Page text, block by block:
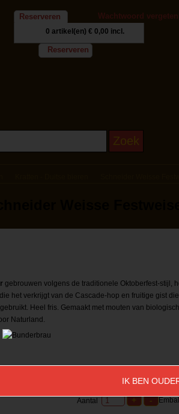
Reserveren Wachtwoord
0 artikel(en) € 0,00 incl.
Reserveren
gebrouwen volgens de traditionele Oktoberfest-stijl,
het verkrijgt van de Cascade-hop en fruitige gist
Heel fris. Gemaakt met mouten van
Naturland.
Aantal
IK BEN